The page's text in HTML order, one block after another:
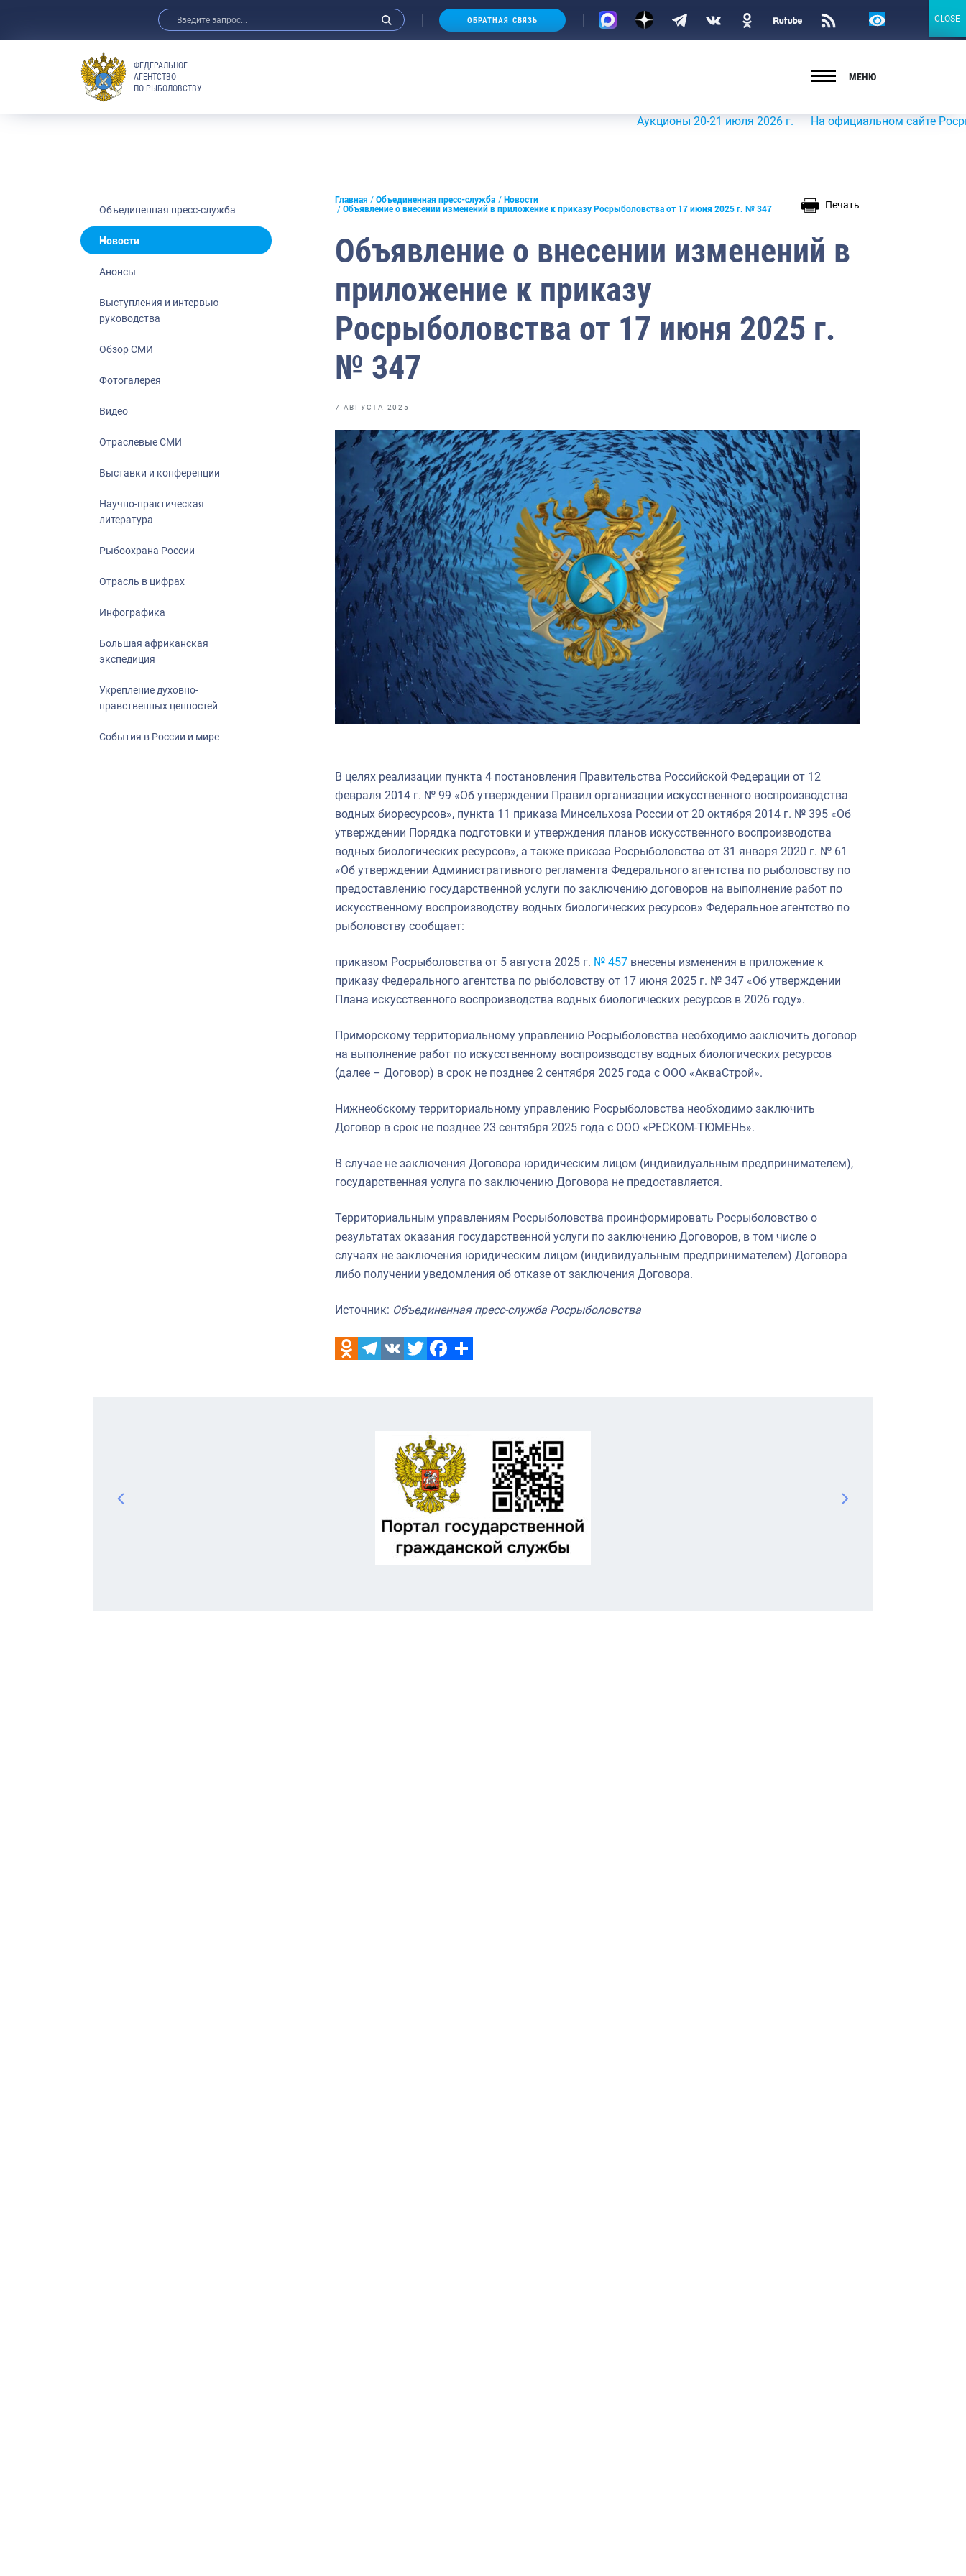
Анонсы
Отраслевые СМИ
Выставки и конференции
Рыбоохрана России
Большая африканская экспедиция
События в России и мире
ОБРАТНАЯ СВЯЗЬ
Версия
ФЕДЕРАЛЬНОЕ
АГЕНТСТВО
ПО РЫБОЛОВСТВУ
МЕНЮ
Аукционы 20-21 июля 2026 г. На официальном сайте
Объединенная пресс-служба
Новости
Анонсы
Выступления и интервью
руководства
Обзор СМИ
Фотогалерея
Видео
Отраслевые СМИ
Выставки и конференции
Научно-практическая
литература
Рыбоохрана России
Отрасль в цифрах
Инфографика
Большая африканская
экспедиция
Укрепление духовно-
нравственных ценностей
События в России и мире
Главная Объединенная пресс-служба
Новости
Объявление о внесении изменений в приложение к приказу Росрыболовства от 17 июня 2025 г. № 347
Печать
Объявление о внесении изменений в
приложение к приказу
Росрыболовства от 17 июня 2025 г.
№ 347
7 АВГУСТА 2025
В целях реализации пункта 4 постановления Правительства Российской Федерации от 12
февраля 2014 г. № 99 «Об утверждении Правил организации искусственного воспроизводства
водных биоресурсов», пункта 11 приказа Минсельхоза России от 20 октября 2014 г. № 395 «Об
утверждении Порядка подготовки и утверждения планов искусственного воспроизводства
водных биологических ресурсов», а также приказа Росрыболовства от 31 января 2020 г. № 61
«Об утверждении Административного регламента Федерального агентства по рыболовству по
предоставлению государственной услуги по заключению договоров на выполнение работ по
искусственному воспроизводству водных биологических ресурсов» Федеральное агентство по
рыболовству сообщает:
приказом Росрыболовства от 5 августа 2025 г. № 457 внесены изменения в приложение к
приказу Федерального агентства по рыболовству от 17 июня 2025 г. № 347 «Об утверждении
Плана искусственного воспроизводства водных биологических ресурсов в 2026 году».
Приморскому территориальному управлению Росрыболовства необходимо заключить договор
на выполнение работ по искусственному воспроизводству водных биологических ресурсов
(далее – Договор) в срок не позднее 2 сентября 2025 года с ООО «АкваСтрой».
Нижнеобскому территориальному управлению Росрыболовства необходимо заключить
Договор в срок не позднее 23 сентября 2025 года с ООО «РЕСКОМ-ТЮМЕНЬ».
В случае не заключения Договора юридическим лицом (индивидуальным предпринимателем),
государственная услуга по заключению Договора не предоставляется.
Территориальным управлениям Росрыболовства проинформировать Росрыболовство о
результатах оказания государственной услуги по заключению Договоров, в том числе о
случаях не заключения юридическим лицом (индивидуальным предпринимателем) Договора
либо получении уведомления об отказе от заключения Договора.
Источник: Объединенная пресс-служба Росрыболовства
CLOSE
CLOSE